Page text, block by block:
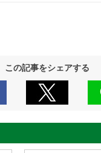
この記事をシェアする